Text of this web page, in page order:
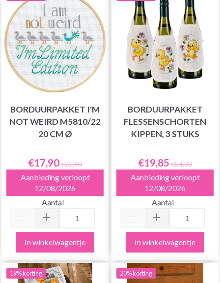
BORDUURPAKKET I'M
NOT WEIRD M5810/22
20 CM Ø
€17,90€22,40
Aanbieding verloopt
12/08/2026
Aantal
In winkelwagentje
BORDUURPAKKET
FLESSENSCHORTEN
KIPPEN, 3 STUKS
€19,85 €24,80
Aanbieding verloopt
12/08/2026
Aantal
In winkelwagentje
19% korting 20% korting